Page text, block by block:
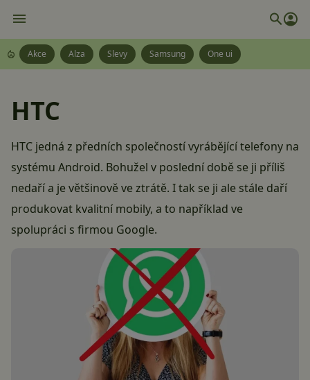
Akce Alza Slevy Samsung One ui
HTC
HTC jedná z předních společností vyrábějící telefony na
systému Android. Bohužel v poslední době se ji příliš
nedaří a je většinově ve ztrátě. I tak se ji ale stále daří
produkovat kvalitní mobily, a to například ve
spolupráci s firmou Google.